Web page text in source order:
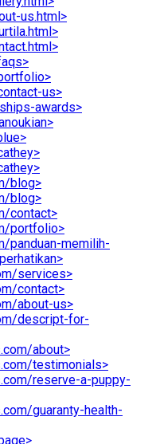
us.html>
us>
awards>
blog>
blog>
contact>
portfolio>
panduan-memilih-
services>
contact>
about-us>
descript-for-
about>
testimonials>
reserve-a-puppy-
guaranty-health-